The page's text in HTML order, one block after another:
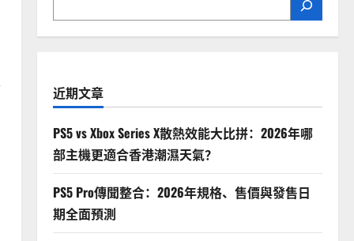
近期文章
PS5 vs Xbox Series X散熱效能大比拼：2026年哪
部主機更適合香港潮濕天氣？
PS5 Pro傳聞整合：2026年規格、售價與發售日
期全面預測